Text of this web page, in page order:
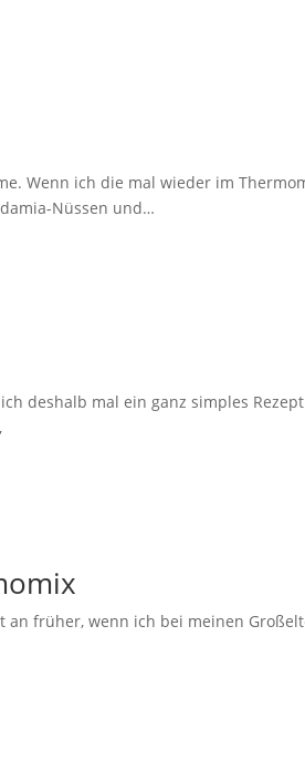
Wenn ich die mal wieder im
Nüssen und…
deshalb mal ein ganz simples
an früher, wenn ich bei meinen